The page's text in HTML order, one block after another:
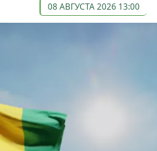
08 АВГУСТА 2026 13:00